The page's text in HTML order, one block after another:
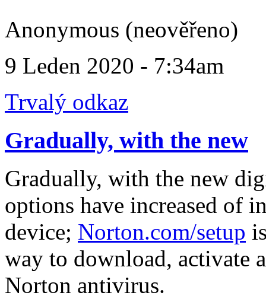
Anonymous (neověřeno)
9 Leden 2020 - 7:34am
Trvalý odkaz
Gradually, with the new
Gradually, with the new
options have increased of
device; Norton.com/setup
way to download, activate
Norton antivirus.